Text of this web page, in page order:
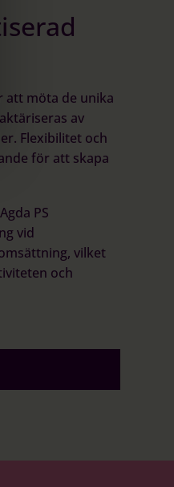
att möta de unika
av
Flexibilitet och
för att skapa
PS
vid
vilket
och